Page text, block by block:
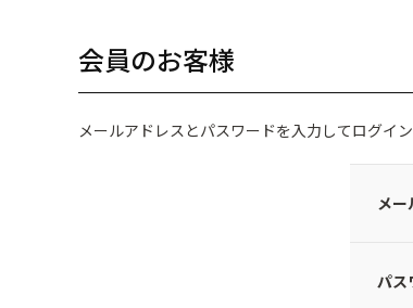
会員のお客様
メールアドレスとパスワードを入力してログイン
メー
パス